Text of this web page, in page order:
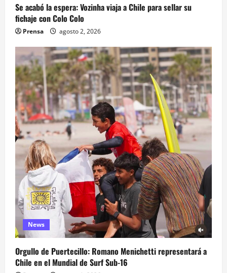
Se acabó la espera: Vozinha viaja a Chile para sellar su
fichaje con Colo Colo
Prensa agosto 2, 2026
News
Orgullo de Puertecillo: Romano Menichetti representará a
Chile en el Mundial de Surf Sub-16